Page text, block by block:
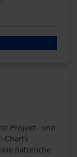
Projekt- und
Charts
natürliche